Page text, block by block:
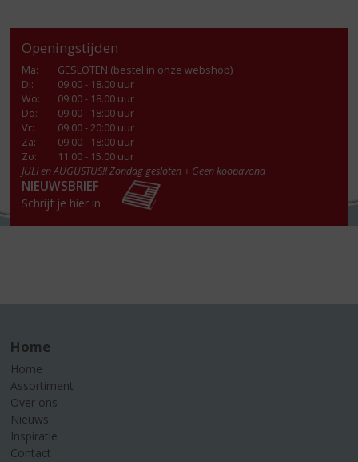
Openingstijden
Ma:
GESLOTEN (bestel in onze webshop)
Di:
09.00 - 18.00 uur
Wo:
09.00 - 18.00 uur
Do:
09:00 - 18:00 uur
Vr:
09:00 - 20:00 uur
Za:
09:00 - 18:00 uur
Zo:
11.00 - 15.00 uur
JULI en AUGUSTUS!! Zondag gesloten + Geen koopavond
NIEUWSBRIEF
Schrijf je hier in
Home
Home
Assortiment
Over ons
Nieuws
Inspiratie
Contact